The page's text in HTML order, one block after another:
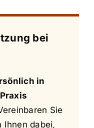
bei
in
Sie
Ihnen dabei,